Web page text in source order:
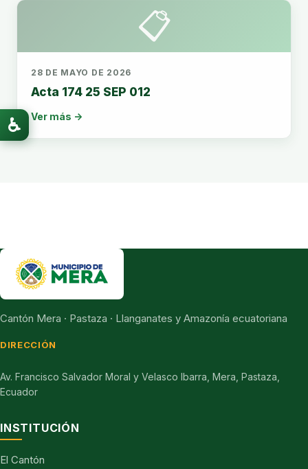
📋
28 DE MAYO DE 2026
Acta 174 25 SEP 012
Ver más →
Cantón Mera · Pastaza · Llanganates y Amazonía ecuatoriana
DIRECCIÓN
Av. Francisco Salvador Moral y Velasco Ibarra, Mera, Pastaza,
Ecuador
INSTITUCIÓN
El Cantón
♿